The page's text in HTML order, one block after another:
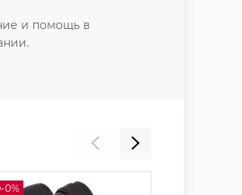
и помощь в
0%